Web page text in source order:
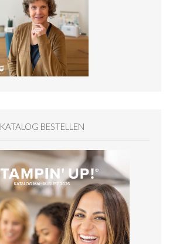
KATALOG BESTELLEN